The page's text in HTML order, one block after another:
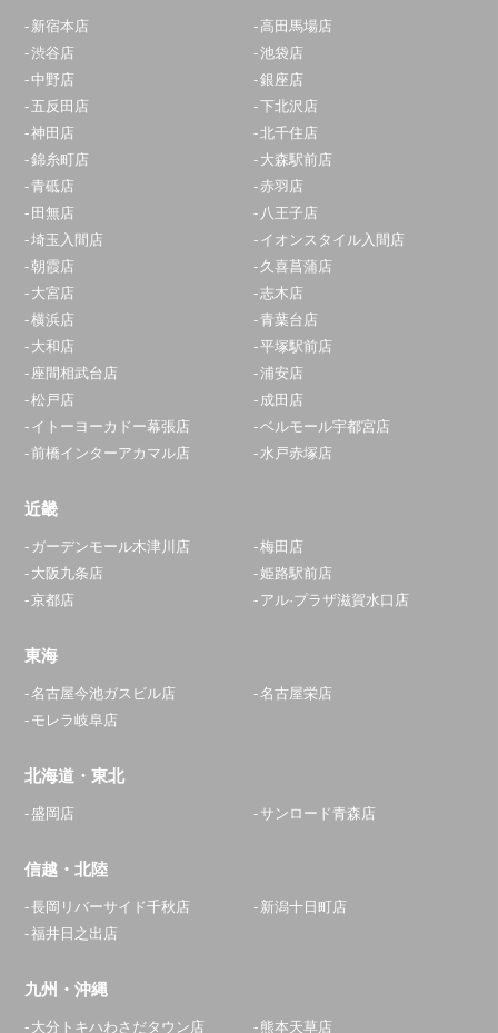
青葉台店
10:00～20:00
0120-826-609
大和店
10:00～19:00
定休日：
0120-540-549
0120-268-195
11:30～20:00
046-207-5099
浦安店
11:00～23:00
定休日：年中無休
047-718-5596
アクセス
新宿本店
高田馬場店
渋谷店
池袋店
中野店
銀座店
五反田店
下北沢店
神田店
北千住店
錦糸町店
大森駅前店
青砥店
赤羽店
田無店
八王子店
埼玉入間店
イオンスタイル入間店
朝霞店
久喜菖蒲店
大宮店
志木店
横浜店
青葉台店
大和店
平塚駅前店
座間相武台店
浦安店
松戸店
成田店
イトーヨーカドー幕張店
ベルモール宇都宮店
前橋インターアカマル店
水戸赤塚店
近畿
ガーデンモール木津川店
梅田店
大阪九条店
姫路駅前店
京都店
アル·プラザ滋賀水口店
東海
名古屋今池ガスビル店
名古屋栄店
モレラ岐阜店
北海道・東北
盛岡店 サンロード青森店
信越・北陸
長岡リバーサイド千秋店
新潟十日町店
福井日之出店
九州・沖縄
大分トキハわさだタウン店 熊本天草店